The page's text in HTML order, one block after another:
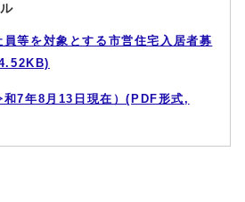
等を対象とする市営住宅入居者募
和7年8月13日現在）(PDF形式,